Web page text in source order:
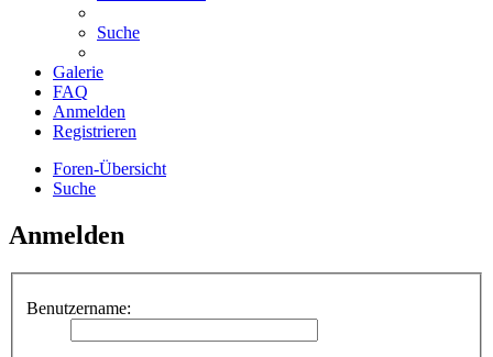
Suche
Galerie
FAQ
Anmelden
Registrieren
Foren-Übersicht
Suche
Anmelden
Benutzername: